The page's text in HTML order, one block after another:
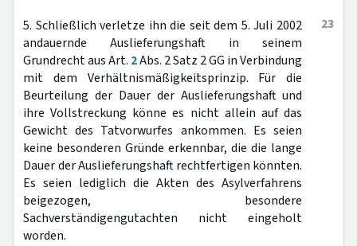
23
5. Schließlich verletze ihn die seit dem 5. Juli 2002
andauernde Auslieferungshaft in seinem
Grundrecht aus Art. 2Abs. 2 Satz 2 GG in Verbindung
mit dem Verhältnismäßigkeitsprinzip. Für die
Beurteilung der Dauer der Auslieferungshaft und
ihre Vollstreckung könne es nicht allein auf das
Gewicht des Tatvorwurfes ankommen. Es seien
keine besonderen Gründe erkennbar, die die lange
Dauer der Auslieferungshaft rechtfertigen könnten.
Es seien lediglich die Akten des Asylverfahrens
beigezogen, besondere
Sachverständigengutachten nicht eingeholt
worden.